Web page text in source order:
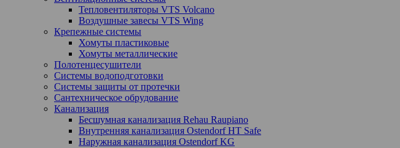
Тепловентиляторы VTS Volcano
Воздушные завесы VTS Wing
Крепежные системы
Хомуты пластиковые
Хомуты металлические
Полотенцесушители
Системы водоподготовки
Системы защиты от протечки
Сантехническое обрудование
Канализация
Бесшумная канализация Rehau Raupiano
Внутренняя канализация Ostendorf HT Safe
Наружная канализация Ostendorf KG